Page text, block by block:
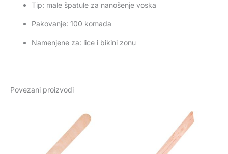
Tip: male špatule za nanošenje voska
Pakovanje: 100 komada
Namenjene za: lice i bikini zonu
Povezani proizvodi